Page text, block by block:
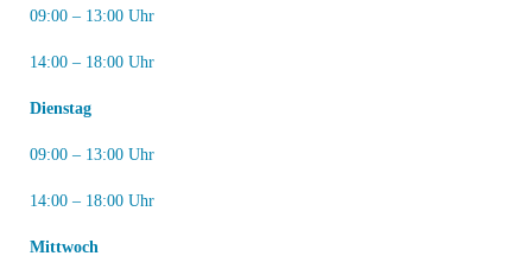
09:00 – 13:00 Uhr
14:00 – 18:00 Uhr
Dienstag
09:00 – 13:00 Uhr
14:00 – 18:00 Uhr
Mittwoch